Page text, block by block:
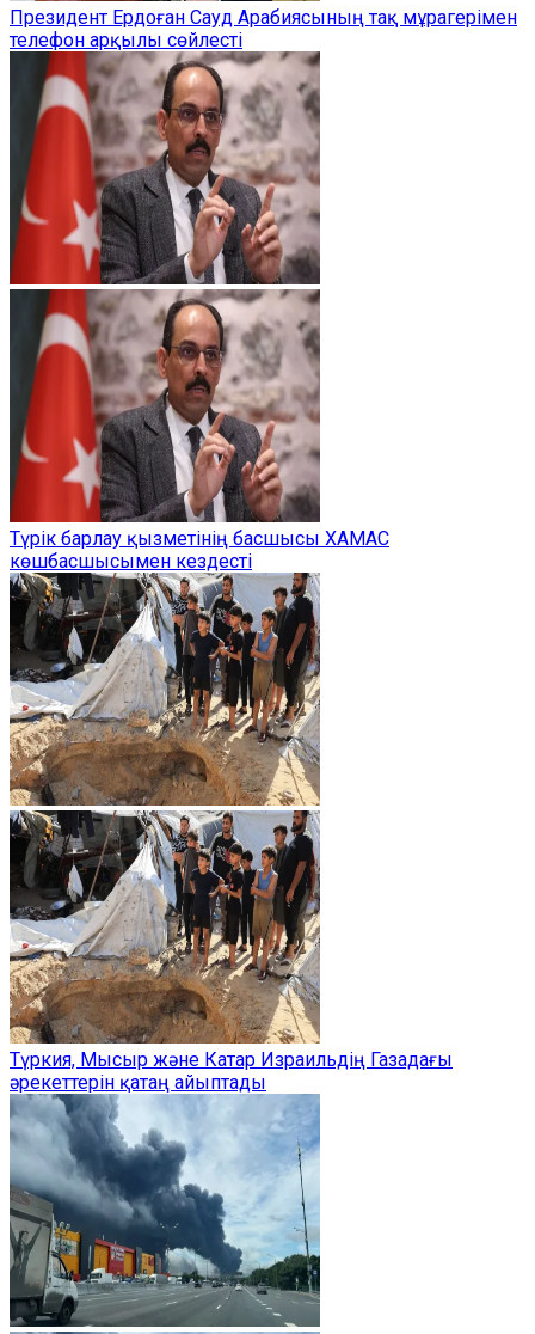
Президент Ердоған Сауд Арабиясының тақ мұрагерімен
телефон арқылы сөйлесті
Түрік барлау қызметінің басшысы ХАМАС
көшбасшысымен кездесті
Түркия, Мысыр және Катар Израильдің Газадағы
әрекеттерін қатаң айыптады